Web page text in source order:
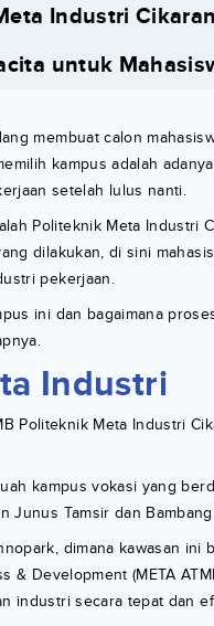
Industri
untuk
membuat calon
kampus adalah
setelah lulus nanti.
Politeknik Meta Industri
dilakukan, di sini
pekerjaan.
ini dan bagaimana
Industri
Politeknik Meta Industri
kampus vokasi yang
Junus Tamsir dan
dimana kawasan
& Development (META
industri secara tepat dan